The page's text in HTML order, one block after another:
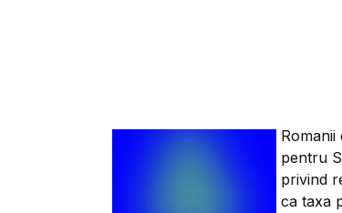
pentru
privind
ca taxa